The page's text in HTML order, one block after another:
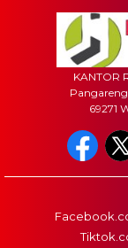
KANTOR
69271